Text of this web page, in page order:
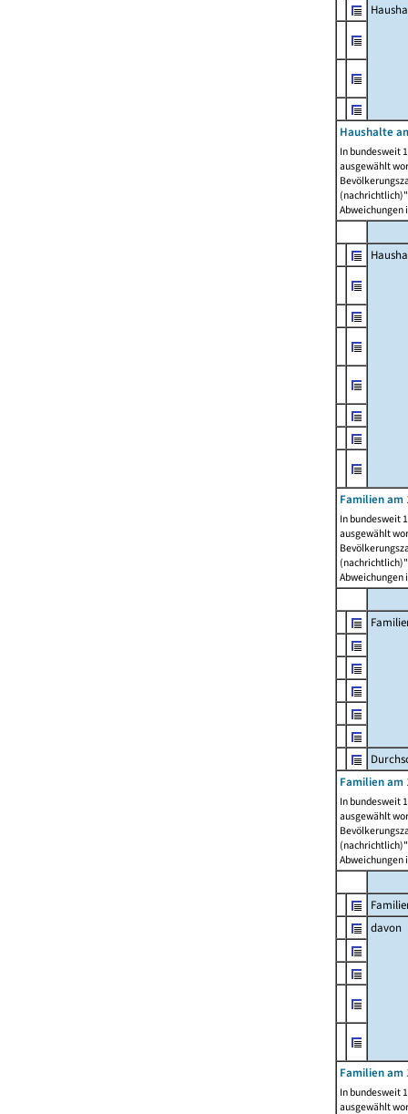
Haushalte
In bundesweit
ausgewählt
Abweichungen
Familien am
In bundesweit
ausgewählt
Abweichungen
Familien am
In bundesweit
ausgewählt
Abweichungen
davon
Familien am
In bundesweit
ausgewählt